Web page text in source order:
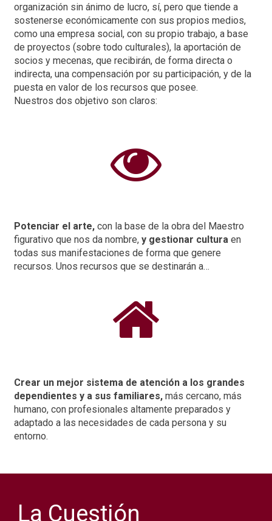
organización sin ánimo de lucro, sí, pero que tiende a
sostenerse económicamente con sus propios medios,
como una empresa social, con su propio trabajo, a base
de proyectos (sobre todo culturales), la aportación de
socios y mecenas, que recibirán, de forma directa o
indirecta, una compensación por su participación, y de la
puesta en valor de los recursos que posee.
Nuestros dos objetivo son claros:

Potenciar el arte, con la base de la obra del Maestro
figurativo que nos da nombre,y gestionar culturaen
todas sus manifestaciones de forma que genere
recursos. Unos recursos que se destinarán a…

Crear un mejor sistema de atención a los grandes
dependientes y a sus familiares, más cercano, más
humano, con profesionales altamente preparados y
adaptado a las necesidades de cada persona y su
entorno.
La Cuestión